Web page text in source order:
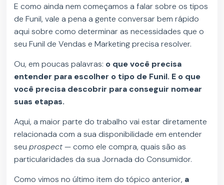
E como ainda nem começamos a falar sobre os tipos
de Funil, vale a pena a gente conversar bem rápido
aqui sobre como determinar as necessidades que o
seu Funil de Vendas e Marketing precisa resolver.
Ou, em poucas palavras: o que você precisa
entender para escolher o tipo de Funil. E o que
você precisa descobrir para conseguir nomear
suas etapas.
Aqui, a maior parte do trabalho vai estar diretamente
relacionada com a sua disponibilidade em entender
seuprospect— como ele compra, quais são as
particularidades da sua Jornada do Consumidor.
Como vimos no último item do tópico anterior, a